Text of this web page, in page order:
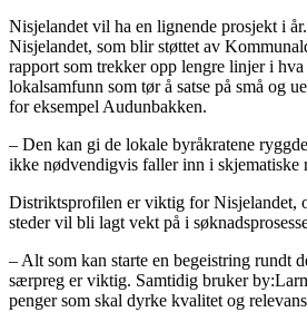
Nisjelandet vil ha en lignende prosjekt i
Nisjelandet, som blir støttet av
rapport som trekker opp lengre linjer i
lokalsamfunn som tør å satse på små og
for eksempel Audunbakken.
– Den kan gi de lokale byråkratene
ikke nødvendigvis faller inn i skjematiske
Distriktsprofilen er viktig for Nisjelandet,
steder vil bli lagt vekt på i
– Alt som kan starte en begeistring rundt
særpreg er viktig. Samtidig bruker
penger som skal dyrke kvalitet og